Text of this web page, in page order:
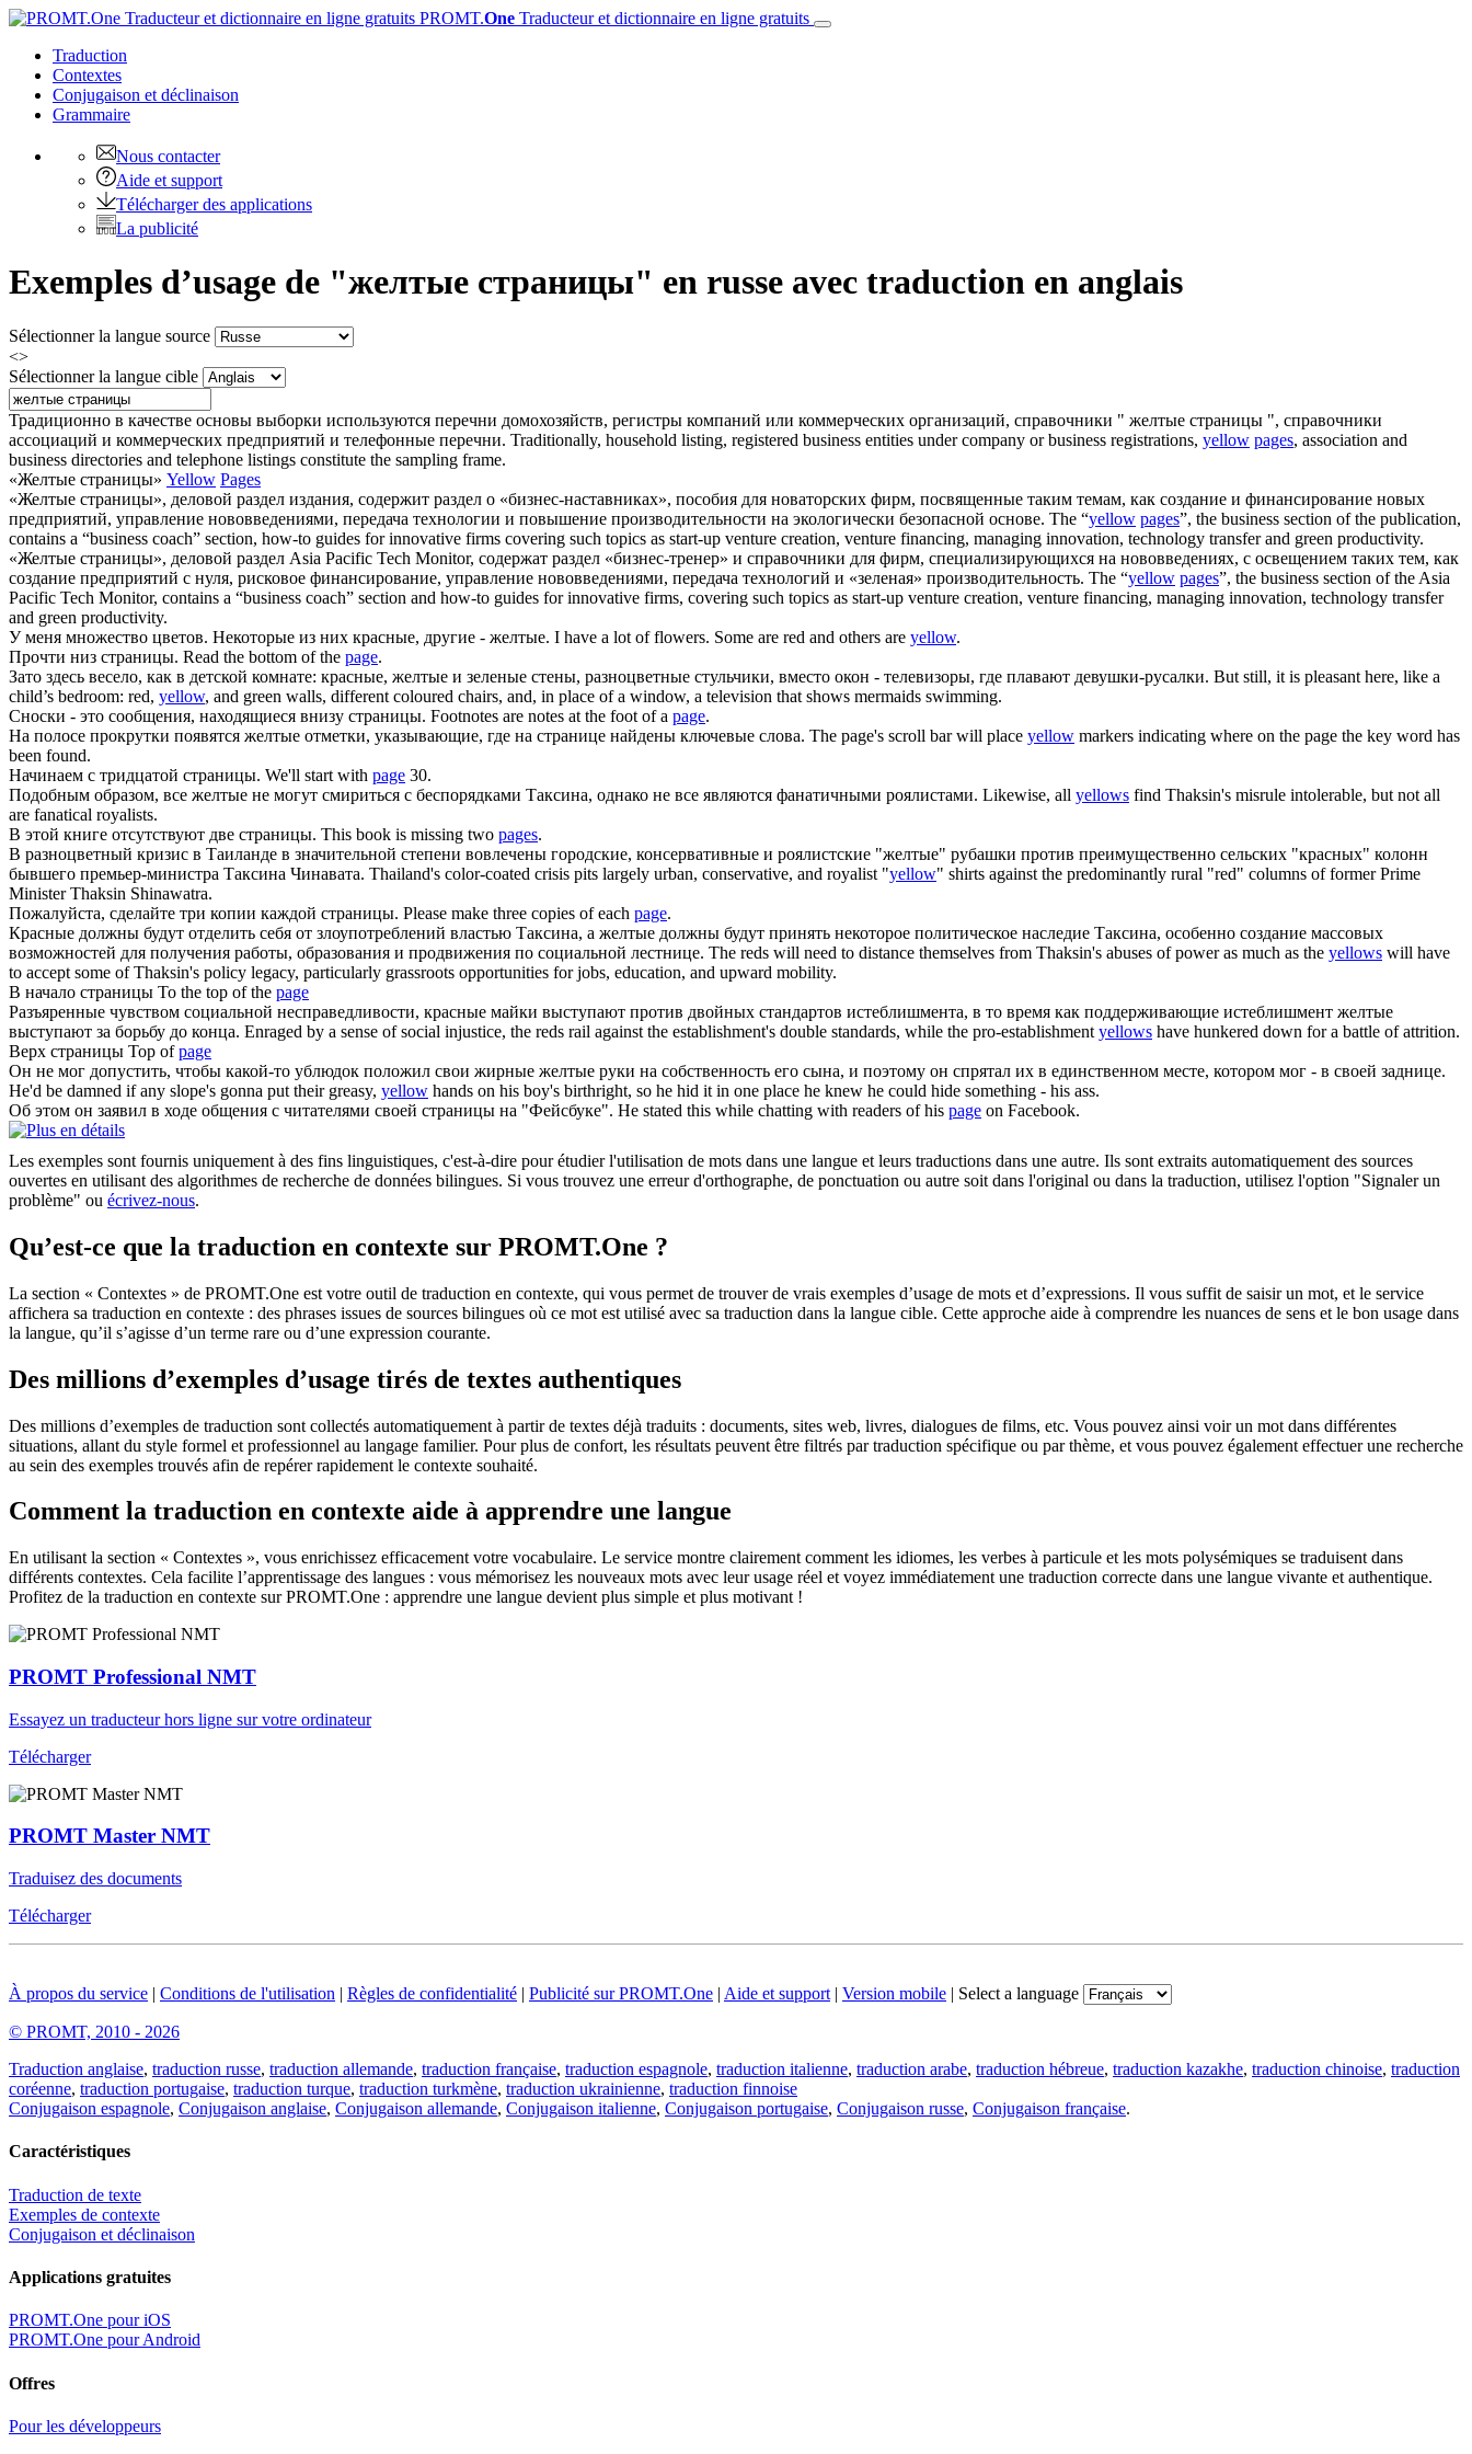
PROMT.One Traducteur et dictionnaire en ligne gratuits
Traduction
Contextes
Conjugaison et déclinaison
Grammaire
Nous contacter
Aide et support
Télécharger des applications
La publicité
Exemples d’usage de "желтые страницы" en russe avec traduction en anglais
Sélectionner la langue source
<>
Sélectionner la langue cible
Традиционно в качестве основы выборки используются перечни домохозяйств, регистры компаний или коммерческих организаций, справочники " желтые страницы ", справочники
ассоциаций и коммерческих предприятий и телефонные перечни. Traditionally, household listing, registered business entities under company or business registrations, yellow pages, association and
business directories and telephone listings constitute the sampling frame.
«Желтые страницы» Yellow Pages
«Желтые страницы», деловой раздел издания, содержит раздел о «бизнес-наставниках», пособия для новаторских фирм, посвященные таким темам, как создание и финансирование новых
предприятий, управление нововведениями, передача технологии и повышение производительности на экологически безопасной основе. The “yellow pages”, the business section of the publication,
contains a “business coach” section, how-to guides for innovative firms covering such topics as start-up venture creation, venture financing, managing innovation, technology transfer and green productivity.
«Желтые страницы», деловой раздел Asia Pacific Tech Monitor, содержат раздел «бизнес-тренер» и справочники для фирм, специализирующихся на нововведениях, с освещением таких тем, как
создание предприятий с нуля, рисковое финансирование, управление нововведениями, передача технологий и «зеленая» производительность. The “yellow pages”, the business section of the Asia
Pacific Tech Monitor, contains a “business coach” section and how-to guides for innovative firms, covering such topics as start-up venture creation, venture financing, managing innovation, technology transfer
and green productivity.
У меня множество цветов. Некоторые из них красные, другие - желтые. I have a lot of flowers. Some are red and others are yellow.
Прочти низ страницы. Read the bottom of the page.
Зато здесь весело, как в детской комнате: красные, желтые и зеленые стены, разноцветные стульчики, вместо окон - телевизоры, где плавают девушки-русалки. But still, it is pleasant here, like a
child’s bedroom: red, yellow, and green walls, different coloured chairs, and, in place of a window, a television that shows mermaids swimming.
Сноски - это сообщения, находящиеся внизу страницы. Footnotes are notes at the foot of a page.
На полосе прокрутки появятся желтые отметки, указывающие, где на странице найдены ключевые слова. The page's scroll bar will place yellow markers indicating where on the page the key word has
been found.
Начинаем с тридцатой страницы. We'll start with page 30.
Подобным образом, все желтые не могут смириться с беспорядками Таксина, однако не все являются фанатичными роялистами. Likewise, all yellows find Thaksin's misrule intolerable, but not all
are fanatical royalists.
В этой книге отсутствуют две страницы. This book is missing two pages.
В разноцветный кризис в Таиланде в значительной степени вовлечены городские, консервативные и роялистские "желтые" рубашки против преимущественно сельских "красных" колонн
бывшего премьер-министра Таксина Чинавата. Thailand's color-coated crisis pits largely urban, conservative, and royalist "yellow" shirts against the predominantly rural "red" columns of former Prime
Minister Thaksin Shinawatra.
Пожалуйста, сделайте три копии каждой страницы. Please make three copies of each page.
Красные должны будут отделить себя от злоупотреблений властью Таксина, а желтые должны будут принять некоторое политическое наследие Таксина, особенно создание массовых
возможностей для получения работы, образования и продвижения по социальной лестнице. The reds will need to distance themselves from Thaksin's abuses of power as much as the yellows will have
to accept some of Thaksin's policy legacy, particularly grassroots opportunities for jobs, education, and upward mobility.
В начало страницы To the top of the page
Разъяренные чувством социальной несправедливости, красные майки выступают против двойных стандартов истеблишмента, в то время как поддерживающие истеблишмент желтые
выступают за борьбу до конца. Enraged by a sense of social injustice, the reds rail against the establishment's double standards, while the pro-establishment yellows have hunkered down for a battle of attrition.
Верх страницы Top ofpage
Он не мог допустить, чтобы какой-то ублюдок положил свои жирные желтые руки на собственность его сына, и поэтому он спрятал их в единственном месте, котором мог - в своей заднице.
He'd be damned if any slope's gonna put their greasy, yellow hands on his boy's birthright, so he hid it in one place he knew he could hide something - his ass.
Об этом он заявил в ходе общения с читателями своей страницы на "Фейсбуке". He stated this while chatting with readers of his page on Facebook.
Les exemples sont fournis uniquement à des fins linguistiques, c'est-à-dire pour étudier l'utilisation de mots dans une langue et leurs traductions dans une autre. Ils sont extraits automatiquement des sources
ouvertes en utilisant des algorithmes de recherche de données bilingues. Si vous trouvez une erreur d'orthographe, de ponctuation ou autre soit dans l'original ou dans la traduction, utilisez l'option "Signaler un
problème" ou écrivez-nous.
Qu’est-ce que la traduction en contexte sur PROMT.One ?
La section « Contextes » de PROMT.One est votre outil de traduction en contexte, qui vous permet de trouver de vrais exemples d’usage de mots et d’expressions. Il vous suffit de saisir un mot, et le service
affichera sa traduction en contexte : des phrases issues de sources bilingues où ce mot est utilisé avec sa traduction dans la langue cible. Cette approche aide à comprendre les nuances de sens et le bon usage dans
la langue, qu’il s’agisse d’un terme rare ou d’une expression courante.
Des millions d’exemples d’usage tirés de textes authentiques
Des millions d’exemples de traduction sont collectés automatiquement à partir de textes déjà traduits : documents, sites web, livres, dialogues de films, etc. Vous pouvez ainsi voir un mot dans différentes
situations, allant du style formel et professionnel au langage familier. Pour plus de confort, les résultats peuvent être filtrés par traduction spécifique ou par thème, et vous pouvez également effectuer une recherche
au sein des exemples trouvés afin de repérer rapidement le contexte souhaité.
Comment la traduction en contexte aide à apprendre une langue
En utilisant la section « Contextes », vous enrichissez efficacement votre vocabulaire. Le service montre clairement comment les idiomes, les verbes à particule et les mots polysémiques se traduisent dans
différents contextes. Cela facilite l’apprentissage des langues : vous mémorisez les nouveaux mots avec leur usage réel et voyez immédiatement une traduction correcte dans une langue vivante et authentique.
Profitez de la traduction en contexte sur PROMT.One : apprendre une langue devient plus simple et plus motivant !
PROMT Professional NMT
Essayez un traducteur hors ligne sur votre ordinateur
Télécharger
PROMT Master NMT
Traduisez des documents
Télécharger
À propos du service | Conditions de l'utilisation | Règles de confidentialité | Publicité sur PROMT.One | Aide et support | Version mobile | Select a language
© PROMT, 2010 - 2026
Traduction anglaise, traduction russe, traduction allemande, traduction française, traduction espagnole, traduction italienne, traduction arabe, traduction hébreue, traduction kazakhe, traduction chinoise, traduction
coréenne, traduction portugaise, traduction turque, traduction turkmène, traduction ukrainienne, traduction finnoise
Conjugaison espagnole, Conjugaison anglaise, Conjugaison allemande, Conjugaison italienne, Conjugaison portugaise, Conjugaison russe, Conjugaison française.
Caractéristiques
Traduction de texte
Exemples de contexte
Conjugaison et déclinaison
Applications gratuites
PROMT.One pour iOS
PROMT.One pour Android
Offres
Pour les développeurs